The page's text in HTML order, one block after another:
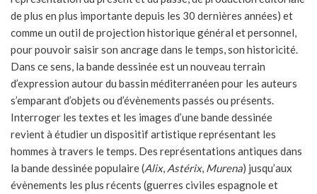
de plus en plus importante depuis les 30 dernières années) et
comme un outil de projection historique général et personnel,
pour pouvoir saisir son ancrage dans le temps, son historicité.
Dans ce sens, la bande dessinée est un nouveau terrain
d’expression autour du bassin méditerranéen pour les auteurs
s’emparant d’objets ou d’évènements passés ou présents.
Interroger les textes et les images d’une bande dessinée
revient à étudier un dispositif artistique représentant les
hommes à travers le temps. Des représentations antiques dans
la bande dessinée populaire (Alix, Astérix, Murena) jusqu’aux
évènements les plus récents (guerres civiles espagnole et